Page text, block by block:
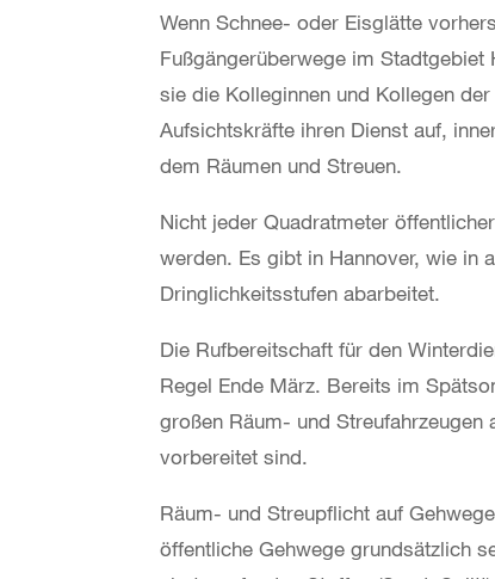
Wenn Schnee- oder Eisglätte
Fußgängerüberwege im
sie die Kolleginnen und Kollegen
Aufsichtskräfte ihren Dienst auf,
dem Räumen und Streuen.
Nicht jeder Quadratmeter
werden. Es gibt in Hannover, wie in
Dringlichkeitsstufen abarbeitet.
Die Rufbereitschaft für den
Regel Ende März. Bereits im
großen Räum- und
vorbereitet sind.
Räum- und Streupflicht auf
öffentliche Gehwege grundsätzlich